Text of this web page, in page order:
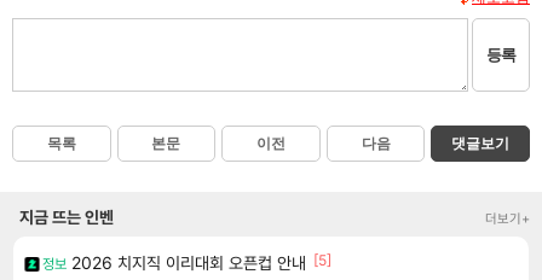
등록
목록 본문 이전 다음 댓글보기
지금 뜨는 인벤 더보기+
정보 2026 치지직 이리대회 오픈컵 안내 [5]